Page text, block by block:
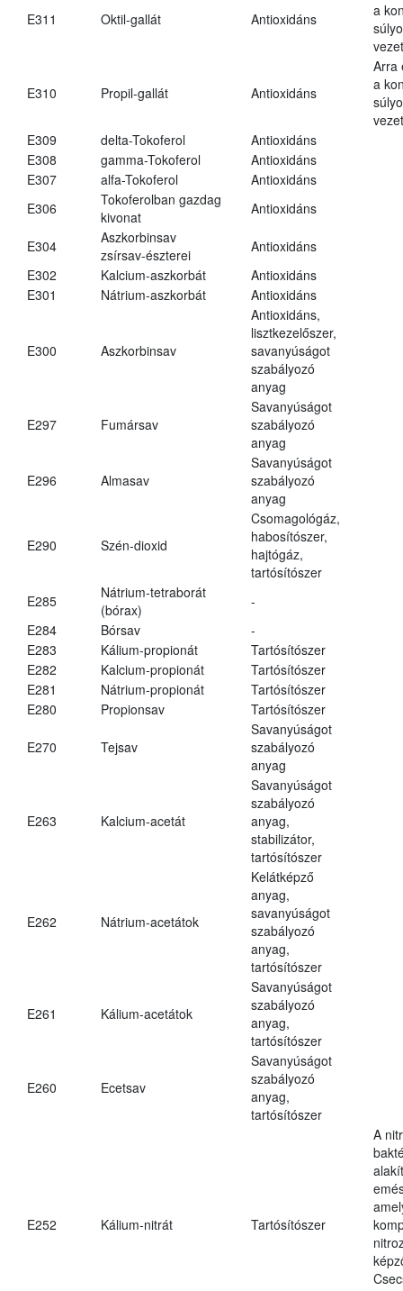
E311 Oktil-gallát Antioxidáns
a
E310 Propil-gallát Antioxidáns
Arra
a
E309
delta-Tokoferol
Antioxidáns
E308
gamma-Tokoferol
Antioxidáns
E307
alfa-Tokoferol
Antioxidáns
E306
Tokoferolban gazdag
kivonat
Antioxidáns
E304
Aszkorbinsav
zsírsav-észterei
Antioxidáns
E302
Kalcium-aszkorbát
Antioxidáns
E301
Nátrium-aszkorbát Antioxidáns
E300 Aszkorbinsav
Antioxidáns,
lisztkezelőszer,
savanyúságot
szabályozó
anyag
E297 Fumársav
Savanyúságot
szabályozó
anyag
E296 Almasav
Savanyúságot
szabályozó
anyag
E290 Szén-dioxid
Csomagológáz,
habosítószer,
hajtógáz,
tartósítószer
E285
Nátrium-tetraborát
(bórax)
-
E284
Bórsav
-
E283
Kálium-propionát
Tartósítószer
E282
Kalcium-propionát
Tartósítószer
E281
Nátrium-propionát
Tartósítószer
E280
Propionsav Tartósítószer
E270 Tejsav
Savanyúságot
szabályozó
anyag
E263 Kalcium-acetát
Savanyúságot
szabályozó
anyag,
stabilizátor,
tartósítószer
E262 Nátrium-acetátok
Kelátképző
anyag,
savanyúságot
szabályozó
anyag,
tartósítószer
E261 Kálium-acetátok
Savanyúságot
szabályozó
anyag,
tartósítószer
E260 Ecetsav
Savanyúságot
szabályozó
anyag,
tartósítószer
E252 Kálium-nitrát Tartósítószer
A